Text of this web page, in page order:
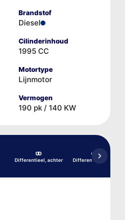
Brandstof
Diesel
Cilinderinhoud
1995 CC
Motortype
Lijnmotor
Vermogen
190 pk / 140 KW
Differentieel, achter Differentieel, voor